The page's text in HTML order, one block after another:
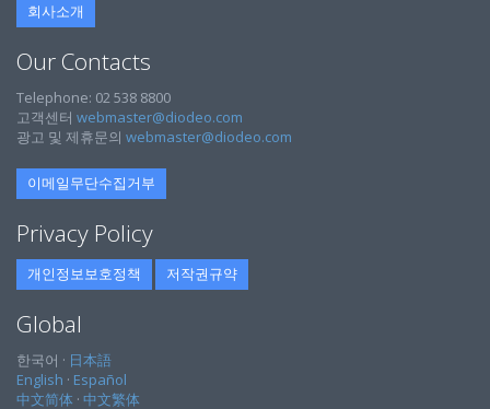
회사소개
Our Contacts
Telephone: 02 538 8800
고객센터 webmaster@diodeo.com
광고 및 제휴문의 webmaster@diodeo.com
이메일무단수집거부
Privacy Policy
개인정보보호정책 저작권규약
Global
한국어 · 日本語
English · Español
中文简体 · 中文繁体